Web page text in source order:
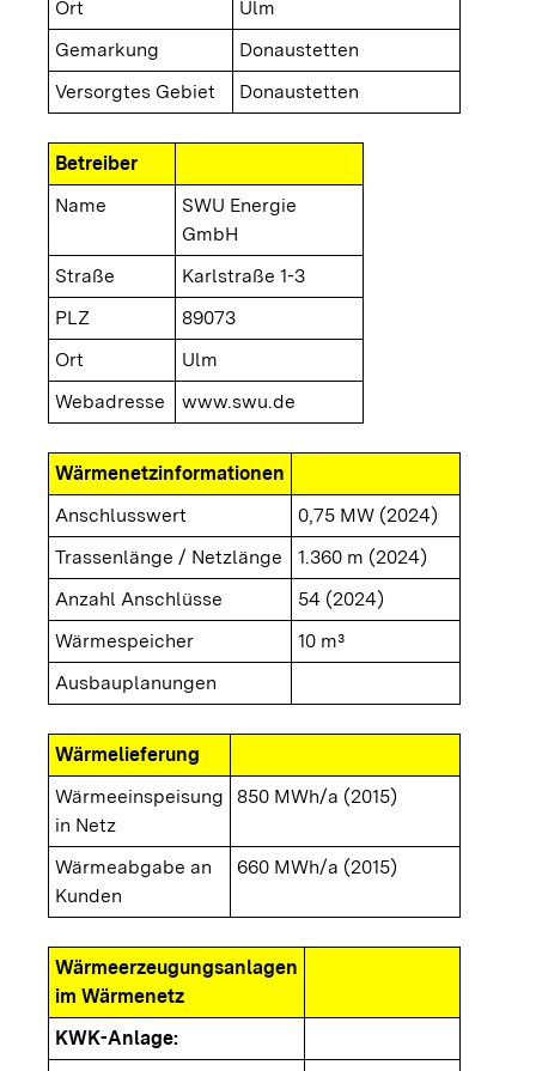
Ort
Ulm
Gemarkung
Donaustetten
Versorgtes Gebiet
Donaustetten
Betreiber
Name
SWU Energie
GmbH
Straße
Karlstraße 1-3
PLZ
89073
Ort
Ulm
Webadresse
www.swu.de
Wärmenetzinformationen
Anschlusswert
0,75 MW (2024)
Trassenlänge / Netzlänge
1.360 m (2024)
Anzahl Anschlüsse
54 (2024)
Wärmespeicher
10 m³
Ausbauplanungen
Wärmelieferung
Wärmeeinspeisung
in Netz
850 MWh/a (2015)
Wärmeabgabe an
Kunden
660 MWh/a (2015)
Wärmeerzeugungsanlagen
im Wärmenetz
KWK-Anlage: